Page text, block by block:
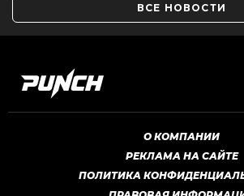
ВСЕ НОВОСТИ
О КОМПАНИИ
РЕКЛАМА НА САЙТЕ
ПОЛИТИКА